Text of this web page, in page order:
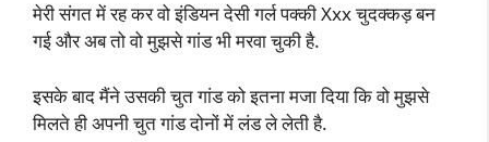
मेरी संगत में रह कर वो इंडियन देसी गर्ल पक्की Xxx चुदक्कड़ बन
गई और अब तो वो मुझसे गांड भी मरवा चुकी है.
इसके बाद मैंने उसकी चुत गांड को इतना मजा दिया कि वो मुझसे
मिलते ही अपनी चुत गांड दोनों में लंड ले लेती है.